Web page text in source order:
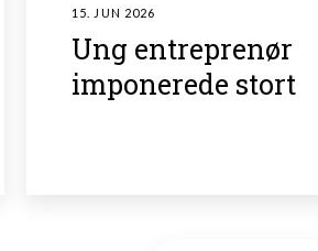
15. JUN 2026
Ung entreprenør
imponerede stort